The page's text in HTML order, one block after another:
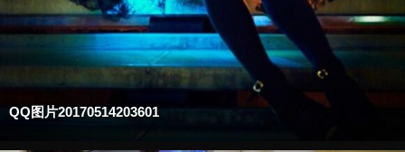
QQ图片20170514203601